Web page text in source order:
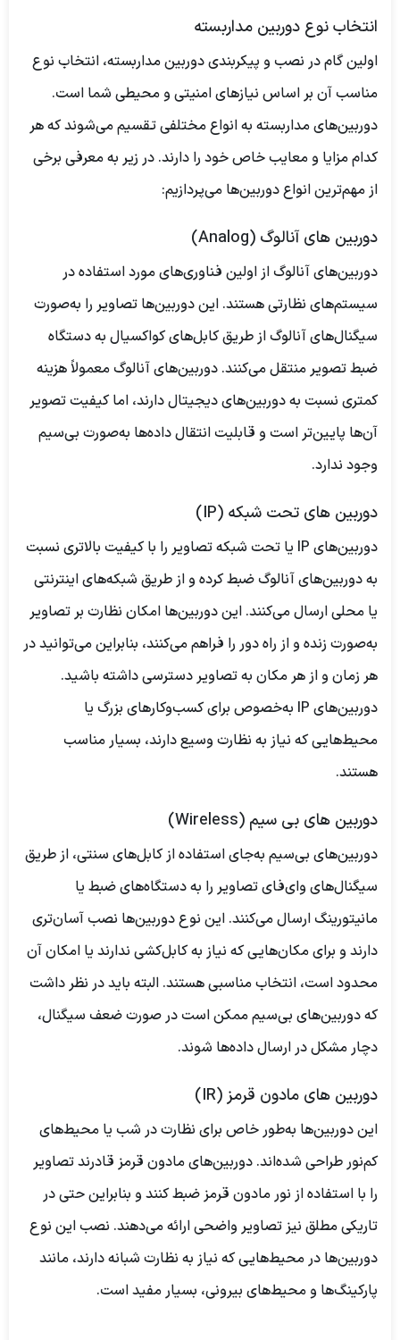
انتخاب نوع دوربین مداربسته
اولین گام در نصب و پیکربندی دوربین مداربسته، انتخاب نوع
مناسب آن بر اساس نیازهای امنیتی و محیطی شما است.
دوربین‌های مداربسته به انواع مختلفی تقسیم می‌شوند که هر
کدام مزایا و معایب خاص خود را دارند. در زیر به معرفی برخی
از مهم‌ترین انواع دوربین‌ها می‌پردازیم:
دوربین های آنالوگ (Analog)
دوربین‌های آنالوگ از اولین فناوری‌های مورد استفاده در
سیستم‌های نظارتی هستند. این دوربین‌ها تصاویر را به‌صورت
سیگنال‌های آنالوگ از طریق کابل‌های کواکسیال به دستگاه
ضبط تصویر منتقل می‌کنند. دوربین‌های آنالوگ معمولاً هزینه
کمتری نسبت به دوربین‌های دیجیتال دارند، اما کیفیت تصویر
آن‌ها پایین‌تر است و قابلیت انتقال داده‌ها به‌صورت بی‌سیم
وجود ندارد.
دوربین های تحت شبکه (IP)
دوربین‌های IP یا تحت شبکه تصاویر را با کیفیت بالاتری نسبت
به دوربین‌های آنالوگ ضبط کرده و از طریق شبکه‌های اینترنتی
یا محلی ارسال می‌کنند. این دوربین‌ها امکان نظارت بر تصاویر
به‌صورت زنده و از راه دور را فراهم می‌کنند، بنابراین می‌توانید در
هر زمان و از هر مکان به تصاویر دسترسی داشته باشید.
دوربین‌های IP به‌خصوص برای کسب‌وکارهای بزرگ یا
محیط‌هایی که نیاز به نظارت وسیع دارند، بسیار مناسب
هستند.
دوربین های بی سیم (Wireless)
دوربین‌های بی‌سیم به‌جای استفاده از کابل‌های سنتی، از طریق
سیگنال‌های وای‌فای تصاویر را به دستگاه‌های ضبط یا
مانیتورینگ ارسال می‌کنند. این نوع دوربین‌ها نصب آسان‌تری
دارند و برای مکان‌هایی که نیاز به کابل‌کشی ندارند یا امکان آن
محدود است، انتخاب مناسبی هستند. البته باید در نظر داشت
که دوربین‌های بی‌سیم ممکن است در صورت ضعف سیگنال،
دچار مشکل در ارسال داده‌ها شوند.
دوربین های مادون قرمز (IR)
این دوربین‌ها به‌طور خاص برای نظارت در شب یا محیط‌های
کم‌نور طراحی شده‌اند. دوربین‌های مادون قرمز قادرند تصاویر
را با استفاده از نور مادون قرمز ضبط کنند و بنابراین حتی در
تاریکی مطلق نیز تصاویر واضحی ارائه می‌دهند. نصب این نوع
دوربین‌ها در محیط‌هایی که نیاز به نظارت شبانه دارند، مانند
پارکینگ‌ها و محیط‌های بیرونی، بسیار مفید است.